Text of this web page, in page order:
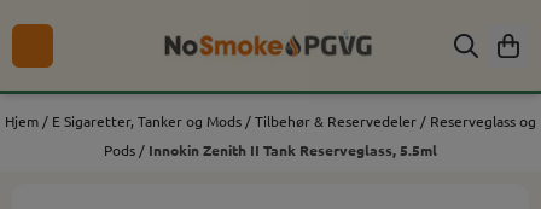
Hopp til innhold
Hjem / E Sigaretter, Tanker og Mods /Tilbehør & Reservedeler / Reserveglass og
Pods / Innokin Zenith II Tank Reserveglass, 5.5ml